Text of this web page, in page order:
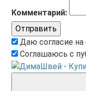
Комментарий:
Отправить
Даю согласие на
Соглашаюсь с